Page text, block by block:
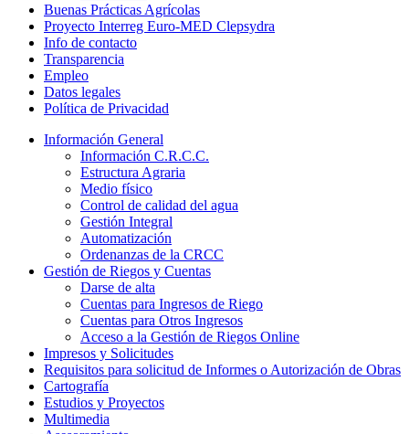
Buenas Prácticas Agrícolas
Proyecto Interreg Euro-MED Clepsydra
Info de contacto
Transparencia
Empleo
Datos legales
Política de Privacidad
Información General
Información C.R.C.C.
Estructura Agraria
Medio físico
Control de calidad del agua
Gestión Integral
Automatización
Ordenanzas de la CRCC
Gestión de Riegos y Cuentas
Darse de alta
Cuentas para Ingresos de Riego
Cuentas para Otros Ingresos
Acceso a la Gestión de Riegos Online
Impresos y Solicitudes
Requisitos para solicitud de Informes o Autorización de Obras
Cartografía
Estudios y Proyectos
Multimedia